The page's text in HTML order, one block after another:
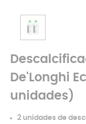
De'Longhi
unidades)
2 unidades de